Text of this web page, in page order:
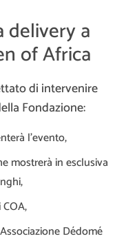
delivery a
of Africa
di intervenire
Fondazione:
l’evento,
mostrerà in esclusiva
Dédomé